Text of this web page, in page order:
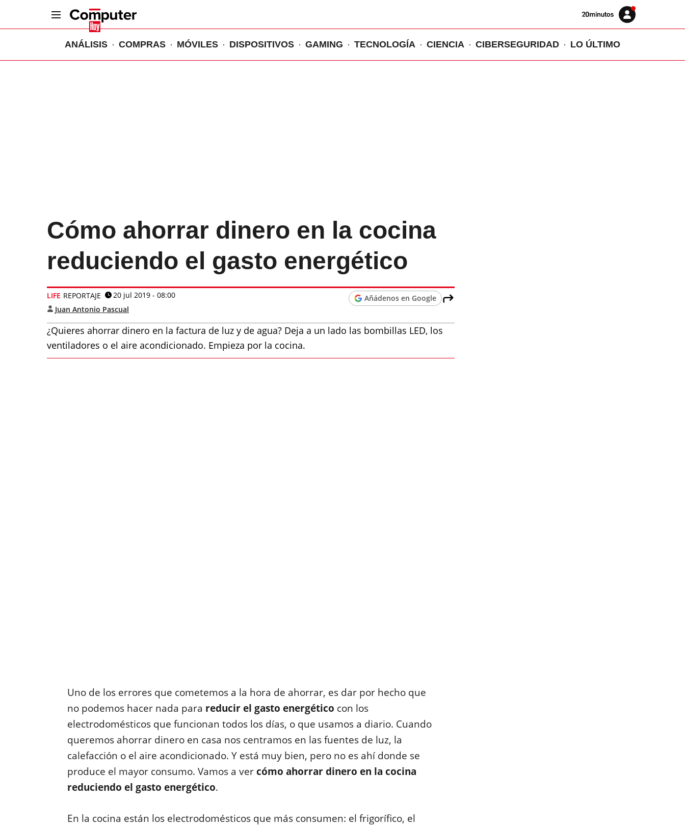
Volver
Iniciar
sesión
ANÁLISIS COMPRAS MÓVILES DISPOSITIVOS GAMING TECNOLOGÍA CIENCIA CIBERSEGURIDAD LO ÚLTIMO
Cómo ahorrar dinero en la cocina
reduciendo el gasto energético
LIFE REPORTAJE
20 jul 2019 - 08:00
Juan Antonio Pascual
Añádenos en Google
¿Quieres ahorrar dinero en la factura de luz y de agua? Deja a un lado las bombillas LED, los
ventiladores o el aire acondicionado. Empieza por la cocina.
Uno de los errores que cometemos a la hora de ahorrar, es dar por hecho que
no podemos hacer nada para reducir el gasto energético con los
electrodomésticos que funcionan todos los días, o que usamos a diario. Cuando
queremos ahorrar dinero en casa nos centramos en las fuentes de luz, la
calefacción o el aire acondicionado. Y está muy bien, pero no es ahí donde se
produce el mayor consumo. Vamos a vercómo ahorrar dinero en la cocina
reduciendo el gasto energético.
En la cocina están los electrodomésticos que más consumen: el frigorífico, el